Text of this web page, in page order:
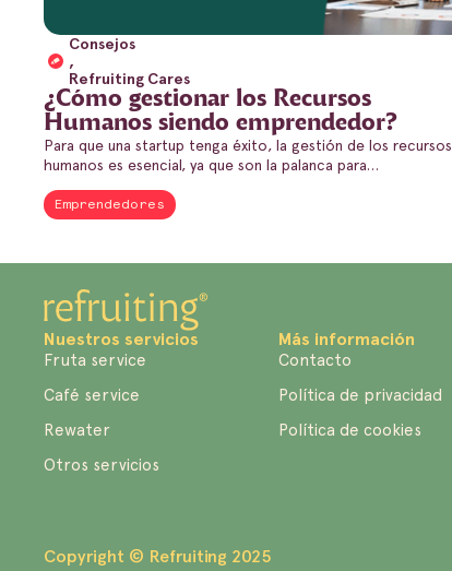
Consejos
,
Refruiting Cares
¿Cómo gestionar los Recursos
Humanos siendo emprendedor?
Para que una startup tenga éxito, la gestión de los recursos
humanos es esencial, ya que son la palanca para…
Emprendedores
Nuestros servicios
Fruta service
Café service
Rewater
Otros servicios
Más información
Contacto
Política de privacidad
Política de cookies
Copyright © Refruiting 2025